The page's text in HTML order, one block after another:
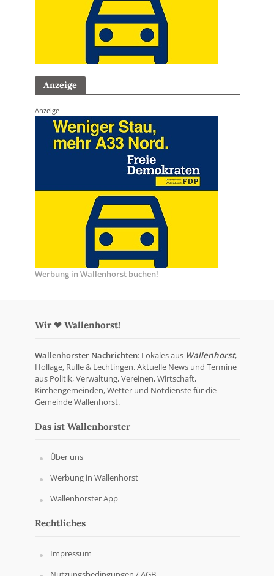
Anzeige
Anzeige
Werbung in Wallenhorst buchen!
Wir ❤ Wallenhorst!
Wallenhorster Nachrichten: Lokales aus Wallenhorst,
Hollage, Rulle & Lechtingen. Aktuelle News und Termine
aus Politik, Verwaltung, Vereinen, Wirtschaft,
Kirchengemeinden, Wetter und Notdienste für die
Gemeinde Wallenhorst.
Das ist Wallenhorster
Über uns
Werbung in Wallenhorst
Wallenhorster App
Rechtliches
Impressum